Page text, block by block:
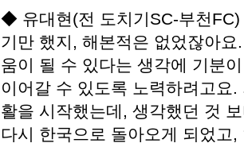
◆ 유대현(전 도치기SC-부천
기만 했지, 해본적은 없었잖아
움이 될 수 있다는 생각에 기분
이어갈 수 있도록 노력하려고요
활을 시작했는데, 생각했던 것
다시 한국으로 돌아오게 되었고